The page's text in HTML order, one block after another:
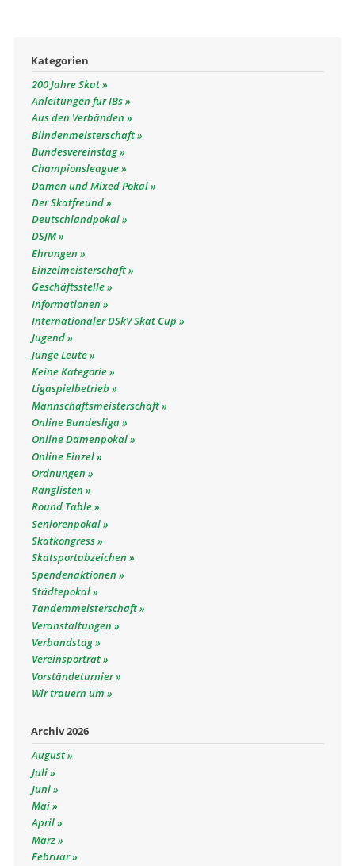
Kategorien
200 Jahre Skat
Anleitungen für IBs
Aus den Verbänden
Blindenmeisterschaft
Bundesvereinstag
Championsleague
Damen und Mixed Pokal
Der Skatfreund
Deutschlandpokal
DSJM
Ehrungen
Einzelmeisterschaft
Geschäftsstelle
Informationen
Internationaler DSkV Skat Cup
Jugend
Junge Leute
Keine Kategorie
Ligaspielbetrieb
Mannschaftsmeisterschaft
Online Bundesliga
Online Damenpokal
Online Einzel
Ordnungen
Ranglisten
Round Table
Seniorenpokal
Skatkongress
Skatsportabzeichen
Spendenaktionen
Städtepokal
Tandemmeisterschaft
Veranstaltungen
Verbandstag
Vereinsporträt
Vorständeturnier
Wir trauern um
Archiv 2026
August
Juli
Juni
Mai
April
März
Februar